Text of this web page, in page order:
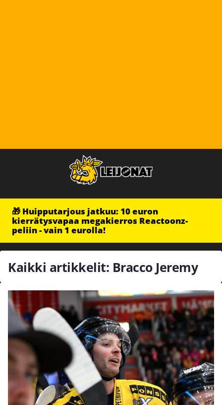
🎁 Huipputarjous jatkuu: 10 euron
kierrätysvapaa megakierros Reactoonz-
peliin - vain 1 eurolla!
Kaikki artikkelit: Bracco Jeremy